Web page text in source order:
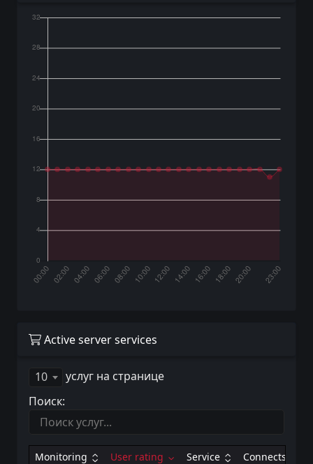
Active server services
10
услуг на странице
Поиск:
Monitoring User rating Service Connects